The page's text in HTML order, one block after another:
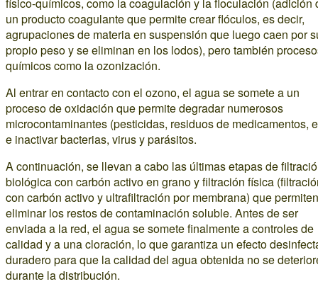
un producto coagulante que permite crear flóculos, es decir,
agrupaciones de materia en suspensión que luego caen por
propio peso y se eliminan en los lodos), pero también
químicos como la ozonización.
Al entrar en contacto con el ozono, el agua se somete a un
proceso de oxidación que permite degradar numerosos
microcontaminantes (pesticidas, residuos de medicamentos,
e inactivar bacterias, virus y parásitos.
A continuación, se llevan a cabo las últimas etapas de
biológica con carbón activo en grano y filtración física
con carbón activo y ultrafiltración por membrana) que permiten
eliminar los restos de contaminación soluble. Antes de ser
enviada a la red, el agua se somete finalmente a controles de
calidad y a una cloración, lo que garantiza un efecto
duradero para que la calidad del agua obtenida no se
durante la distribución.